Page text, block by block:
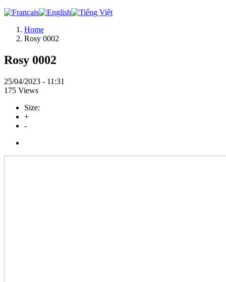
Home
Rosy 0002
Rosy 0002
25/04/2023 - 11:31
175 Views
Size:
+
-